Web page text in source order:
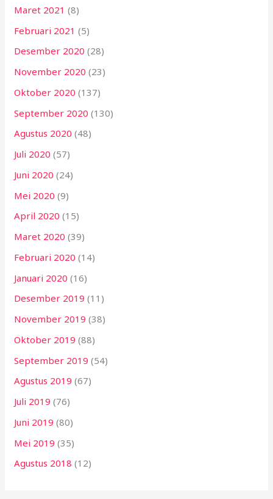
Maret 2021 (8)
Februari 2021 (5)
Desember 2020 (28)
November 2020 (23)
Oktober 2020 (137)
September 2020 (130)
Agustus 2020 (48)
Juli 2020 (57)
Juni 2020 (24)
Mei 2020 (9)
April 2020 (15)
Maret 2020 (39)
Februari 2020 (14)
Januari 2020 (16)
Desember 2019 (11)
November 2019 (38)
Oktober 2019 (88)
September 2019 (54)
Agustus 2019 (67)
Juli 2019 (76)
Juni 2019 (80)
Mei 2019 (35)
Agustus 2018 (12)